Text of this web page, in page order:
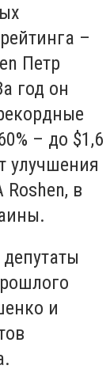
–
Петр
год он
– до $1,6
улучшения
Roshen, в
и